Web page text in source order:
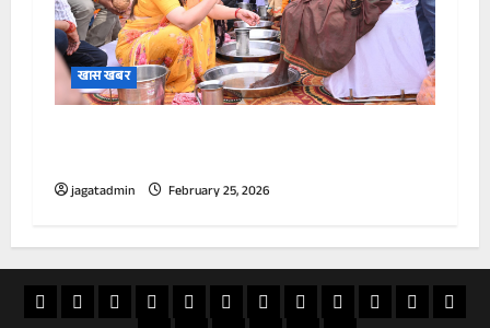
खास खबर
jagatadmin February 25, 2026
खास
राज्य विदेशअपराध
देश खेल आस्थामनोरंजनवीडियोचुनावराशिफल